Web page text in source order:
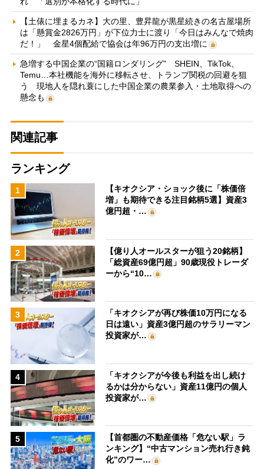
【土俵に埋まるカネ】大の里、豊昇龍が黒星続きの名古屋場所
は「懸賞金2826万円」が下位力士に渡り「今日はみんなで焼肉
だ！」 金星4個配給で協会は年96万円の支出増に
急増する中国企業の“国籍ロンダリング” SHEIN、TikTok、
Temu…本社機能を海外に移転させ、トランプ関税の回避を狙
う 現地人を隠れ蓑にした中国企業の農業参入・土地取得への
懸念も
関連記事
ランキング
1
【キオクシア・ショック後に「株価倍
増」も期待できる注目銘柄5選】資産3
億円超・…
2
【億り人オールスターが狙う20銘柄】
「総資産69億円超」90歳現役トレーダ
ーから“10…
3
「キオクシアが再び株価10万円になる
日は遠い」資産3億円超のサラリーマン
投資家が…
4
「キオクシアが今後も利益を出し続け
るかは分からない」資産11億円の個人
投資家が…
5
【首都圏の不動産価格「危ない駅」ラ
ンキング】“中古マンション売れ行き鈍
化”のワー…